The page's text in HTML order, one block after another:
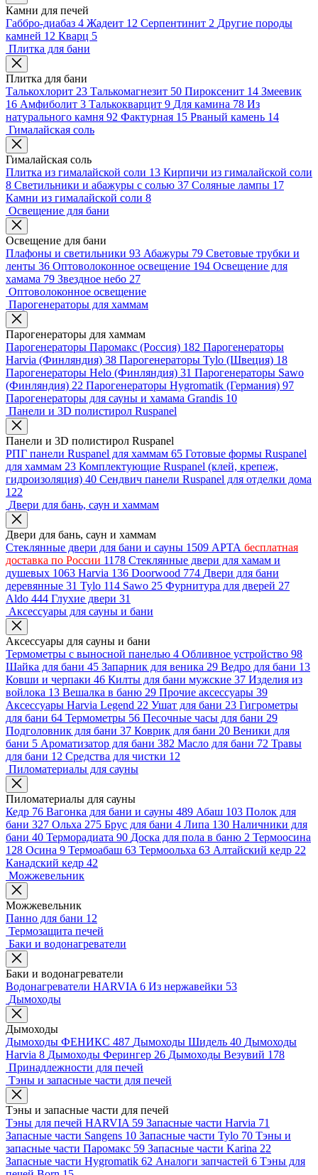
Камни для печей
Габбро-диабаз 4 Жадеит 12 Серпентинит 2 Другие породы
камней 12 Кварц 5
Плитка для бани
Плитка для бани
Талькохлорит 23 Талькомагнезит 50 Пироксенит 14 Змеевик
16 Амфиболит 3 Талькокварцит 9 Для камина 78 Из
натурального камня 92 Фактурная 15 Рваный камень 14
Гималайская соль
Гималайская соль
Плитка из гималайской соли 13 Кирпичи из гималайской соли
8 Светильники и абажуры с солью 37 Соляные лампы 17
Камни из гималайской соли 8
Освещение для бани
Освещение для бани
Плафоны и светильники 93 Абажуры 79 Световые трубки и
ленты 36 Оптоволоконное освещение 194 Освещение для
хамама 79 Звездное небо 27
Оптоволоконное освещение
Парогенераторы для хаммам
Парогенераторы для хаммам
Парогенераторы Паромакс (Россия) 182 Парогенераторы
Harvia (Финляндия) 38 Парогенераторы Tylo (Швеция) 18
Парогенераторы Helo (Финляндия) 31 Парогенераторы Sawo
(Финляндия) 22 Парогенераторы Hygromatik (Германия) 97
Парогенераторы для сауны и хамама Grandis 10
Панели и 3D полистирол Ruspanel
Панели и 3D полистирол Ruspanel
РПГ панели Ruspanel для хаммам 65 Готовые формы Ruspanel
для хаммам 23 Комплектующие Ruspanel (клей, крепеж,
гидроизоляция) 40 Сендвич панели Ruspanel для отделки дома
122
Двери для бань, саун и хаммам
Двери для бань, саун и хаммам
Стеклянные двери для бани и сауны 1509 АРТА бесплатная
доставка по России 1178 Стеклянные двери для хамам и
душевых 1063 Harvia 136 Doorwood 774 Двери для бани
деревянные 31 Tylo 114 Sawo 25 Фурнитура для дверей 27
Aldo 444 Глухие двери 31
Аксессуары для сауны и бани
Аксессуары для сауны и бани
Термометры с выносной панелью 4 Обливное устройство 98
Шайка для бани 45 Запарник для веника 29 Ведро для бани 13
Ковши и черпаки 46 Килты для бани мужские 37 Изделия из
войлока 13 Вешалка в баню 29 Прочие аксессуары 39
Аксессуары Harvia Legend 22 Ушат для бани 23 Гигрометры
для бани 64 Термометры 56 Песочные часы для бани 29
Подголовник для бани 37 Коврик для бани 20 Веники для
бани 5 Ароматизатор для бани 382 Масло для бани 72 Травы
для бани 12 Средства для чистки 12
Пиломатериалы для сауны
Пиломатериалы для сауны
Кедр 76 Вагонка для бани и сауны 489 Абаш 103 Полок для
бани 327 Ольха 275 Брус для бани 4 Липа 130 Наличники для
бани 40 Терморадиата 90 Доска для пола в баню 2 Термоосина
128 Осина 9 Термоабаш 63 Термоольха 63 Алтайский кедр 22
Канадский кедр 42
Можжевельник
Можжевельник
Панно для бани 12
Термозащита печей
Баки и водонагреватели
Баки и водонагреватели
Водонагреватели HARVIA 6 Из нержавейки 53
Дымоходы
Дымоходы
Дымоходы ФЕНИКС 487 Дымоходы Шидель 40 Дымоходы
Harvia 8 Дымоходы Ферингер 26 Дымоходы Везувий 178
Принадлежности для печей
Тэны и запасные части для печей
Тэны и запасные части для печей
Тэны для печей HARVIA 59 Запасные части Harvia 71
Запасные части Sangens 10 Запасные части Tylo 70 Тэны и
запасные части Паромакс 59 Запасные части Karina 22
Запасные части Hygromatik 62 Аналоги запчастей 6 Тэны для